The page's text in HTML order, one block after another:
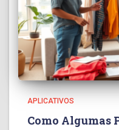
APLICATIVOS
Como Algumas